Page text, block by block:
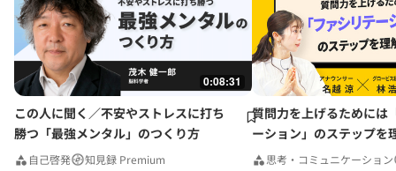
0:08:31
この人に聞く／不安やストレスに打ち
勝つ「最強メンタル」のつくり方
自己啓発 知見録 Premium
質問力を上げるためには
ーション」のステップを
みんなの相談室Premium
思考・コミュニケーション